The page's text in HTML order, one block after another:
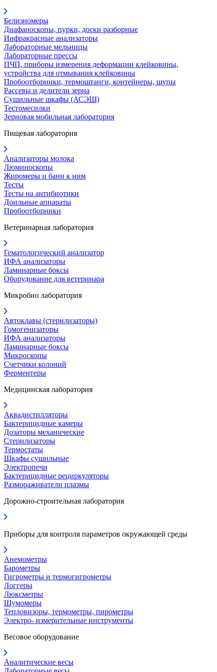
Белизномеры
Диафаноскопы, пурки, доски разборные
Инфракрасные анализаторы
Лабораторные мельницы
Лабораторные прессы
ПЧП, приборы измерения деформации клейковины,
устройства для отмывания клейковины
Пробоотборники, термоштанги, контейнеры, щупы
Рассевы и делители зерна
Сушильные шкафы (АСЭШ)
Тестомесилки
Зерновая мобильная лаборатория
Пищевая лаборатория
Анализаторы молока
Люминоскопы
Жиромеры и бани к ним
Тесты
Тесты на антибиотики
Доильные аппараты
Пробоотборники
Ветеринарная лаборатория
Гематологический анализатор
ИФА анализаторы
Ламинарные боксы
Оборудование для ветеринара
Микробио лаборатория
Автоклавы (стерилизаторы)
Гомогенизаторы
ИФА анализаторы
Ламинарные боксы
Микроскопы
Счетчики колоний
Ферментеры
Медицинская лаборатория
Аквадистилляторы
Бактерицидные камеры
Дозаторы механические
Стерилизаторы
Термостаты
Шкафы сушильные
Электропечи
Бактерицидные рециркуляторы
Размораживатели плазмы
Дорожно-строительная лаборатория
Приборы для контроля параметров окружающей среды
Анемометры
Барометры
Гигрометры и термогигрометры
Логгеры
Люксметры
Шумомеры
Тепловизоры, термометры, пирометры
Электро- измерительные инструменты
Весовое оборудование
Аналитические весы